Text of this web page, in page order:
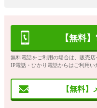
【無料
無料電話をご利用の場合は、販売店
IP電話・ひかり電話からはご利用い
【無料